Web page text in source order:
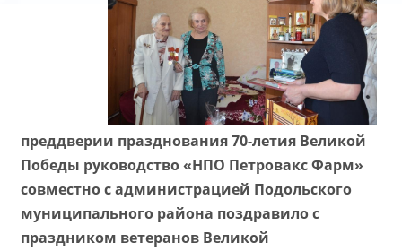
преддверии празднования 70-летия Великой
Победы руководство «НПО Петровакс Фарм»
совместно с администрацией Подольского
муниципального района поздравило с
праздником ветеранов Великой